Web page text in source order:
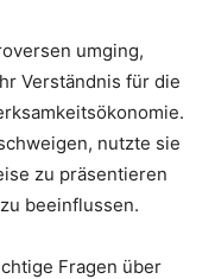
umging,
Verständnis für die
nutzte sie
zu präsentieren
beeinflussen.
Fragen über